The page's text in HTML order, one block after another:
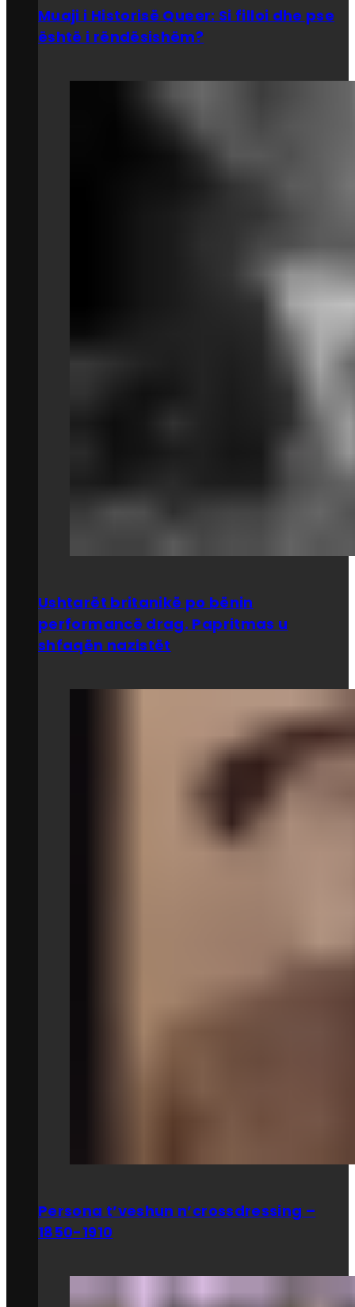
Muaji i Historisë Queer: Si filloi dhe pse
është i rëndësishëm?
Ushtarët britanikë po bënin
performancë drag. Papritmas u
shfaqën nazistët
Persona t’veshun n’crossdressing –
1850-1910